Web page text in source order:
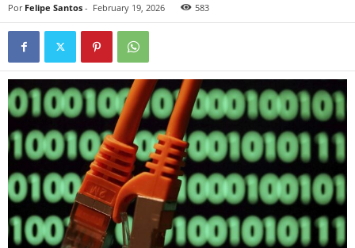
Por Felipe Santos - February 19, 2026 583